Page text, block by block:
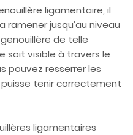
ligamentaire, il
jusqu’au niveau
de telle
soit visible à travers le
pouvez resserrer les
tenir correctement
ligamentaires